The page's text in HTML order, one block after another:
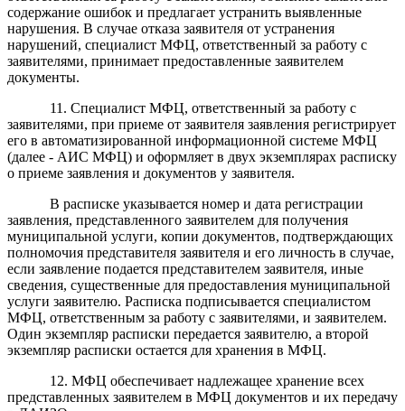
содержание ошибок и предлагает устранить выявленные
нарушения. В случае отказа заявителя от устранения
нарушений, специалист МФЦ, ответственный за работу с
заявителями, принимает предоставленные заявителем
документы.
11 . Специалист МФЦ, ответственный за работу с
заявителями, при приеме от заявителя заявления регистрирует
его в автоматизированной информационной системе МФЦ
(далее - АИС МФЦ) и оформляет в двух экземплярах расписку
о приеме заявления и документов у заявителя.
В расписке указывается номер и дата регистрации
заявления, представленного заявителем для получения
муниципальной услуги, копии документов, подтверждающих
полномочия представителя заявителя и его личность в случае,
если заявление подается представителем заявителя, иные
сведения, существенные для предоставления муниципальной
услуги заявителю. Расписка подписывается специалистом
МФЦ, ответственным за работу с заявителями, и заявителем.
Один экземпляр расписки передается заявителю, а второй
экземпляр расписки остается для хранения в МФЦ.
12. МФЦ обеспечивает надлежащее хранение всех
представленных заявителем в МФЦ документов и их передачу